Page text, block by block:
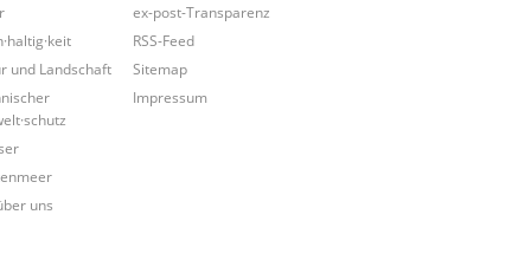
und Landschaft
uns
ex-post-Transparenz
RSS-Feed
Sitemap
Impressum